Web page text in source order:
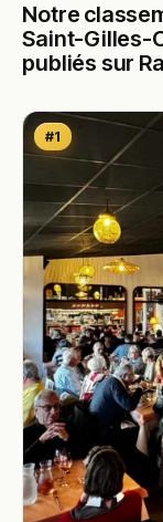
Notre
Saint-Gilles-
publiés sur
#1